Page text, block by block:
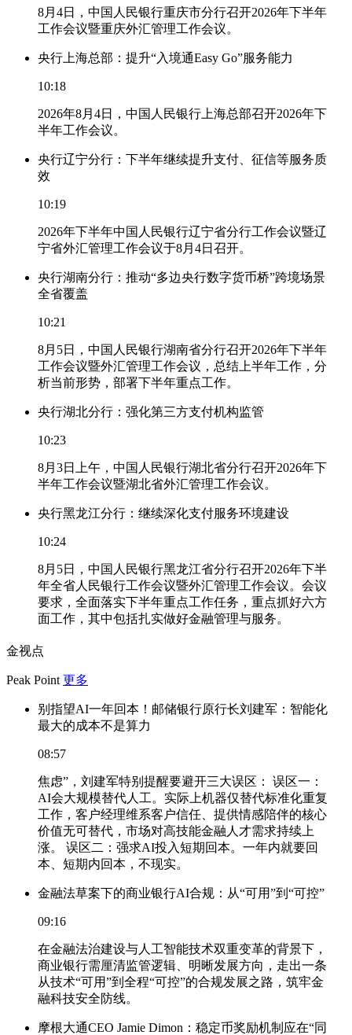
8月4日，中国人民银行重庆市分行召开2026年下半年
工作会议暨重庆外汇管理工作会议。
央行上海总部：提升“入境通Easy Go”服务能力
10:18
2026年8月4日，中国人民银行上海总部召开2026年下
半年工作会议。
央行辽宁分行：下半年继续提升支付、征信等服务质
效
10:19
2026年下半年中国人民银行辽宁省分行工作会议暨辽
宁省外汇管理工作会议于8月4日召开。
央行湖南分行：推动“多边央行数字货币桥”跨境场景
全省覆盖
10:21
8月5日，中国人民银行湖南省分行召开2026年下半年
工作会议暨外汇管理工作会议，总结上半年工作，分
析当前形势，部署下半年重点工作。
央行湖北分行：强化第三方支付机构监管
10:23
8月3日上午，中国人民银行湖北省分行召开2026年下
半年工作会议暨湖北省外汇管理工作会议。
央行黑龙江分行：继续深化支付服务环境建设
10:24
8月5日，中国人民银行黑龙江省分行召开2026年下半
年全省人民银行工作会议暨外汇管理工作会议。会议
要求，全面落实下半年重点工作任务，重点抓好六方
面工作，其中包括扎实做好金融管理与服务。
金视点
Peak Point 更多
别指望AI一年回本！邮储银行原行长刘建军：智能化
最大的成本不是算力
08:57
焦虑”，刘建军特别提醒要避开三大误区： 误区一：
AI会大规模替代人工。实际上机器仅替代标准化重复
工作，客户经理维系客户信任、提供情感陪伴的核心
价值无可替代，市场对高技能金融人才需求持续上
涨。 误区二：强求AI投入短期回本。一年内就要回
本、短期内回本，不现实。
金融法草案下的商业银行AI合规：从“可用”到“可控”
09:16
在金融法治建设与人工智能技术双重变革的背景下，
商业银行需厘清监管逻辑、明晰发展方向，走出一条
从技术“可用”到全程“可控”的合规发展之路，筑牢金
融科技安全防线。
摩根大通CEO Jamie Dimon：稳定币奖励机制应在“同